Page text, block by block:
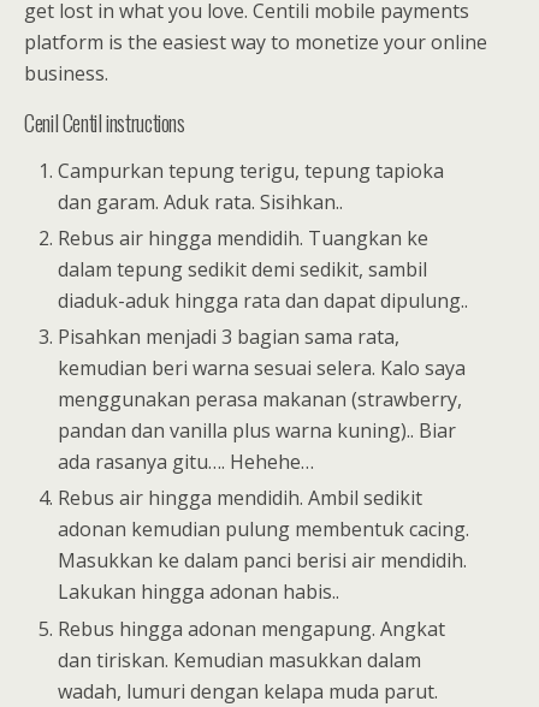
get lost in what you love. Centili mobile payments
platform is the easiest way to monetize your online
business.
Cenil Centil instructions
Campurkan tepung terigu, tepung tapioka
dan garam. Aduk rata. Sisihkan..
Rebus air hingga mendidih. Tuangkan ke
dalam tepung sedikit demi sedikit, sambil
diaduk-aduk hingga rata dan dapat dipulung..
Pisahkan menjadi 3 bagian sama rata,
kemudian beri warna sesuai selera. Kalo saya
menggunakan perasa makanan (strawberry,
pandan dan vanilla plus warna kuning).. Biar
ada rasanya gitu…. Hehehe…
Rebus air hingga mendidih. Ambil sedikit
adonan kemudian pulung membentuk cacing.
Masukkan ke dalam panci berisi air mendidih.
Lakukan hingga adonan habis..
Rebus hingga adonan mengapung. Angkat
dan tiriskan. Kemudian masukkan dalam
wadah, lumuri dengan kelapa muda parut.